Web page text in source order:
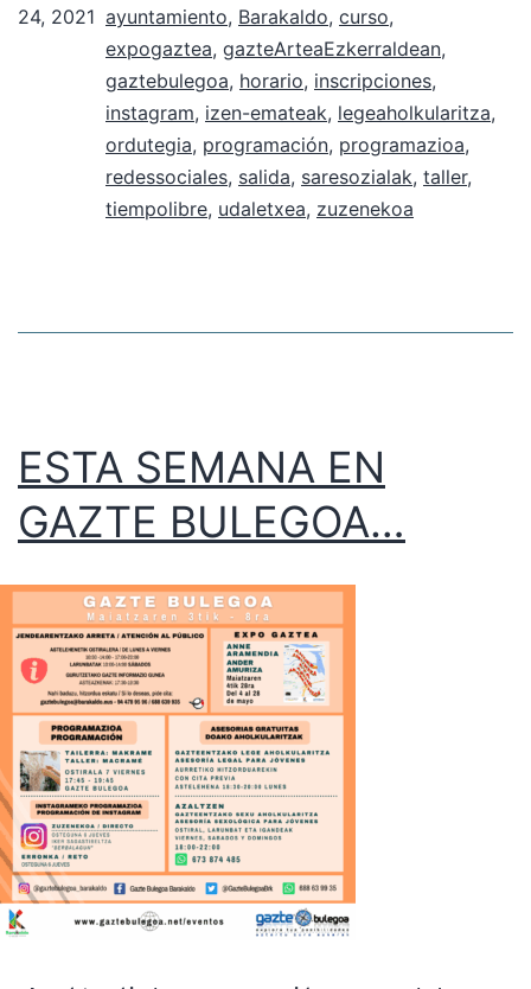
24, 2021 ayuntamiento, Barakaldo, curso,
expogaztea, gazteArteaEzkerraldean,
gaztebulegoa, horario, inscripciones,
instagram, izen-emateak, legeaholkularitza,
ordutegia, programación, programazioa,
redessociales, salida, saresozialak, taller,
tiempolibre, udaletxea, zuzenekoa
ESTA SEMANA EN
GAZTE BULEGOA…